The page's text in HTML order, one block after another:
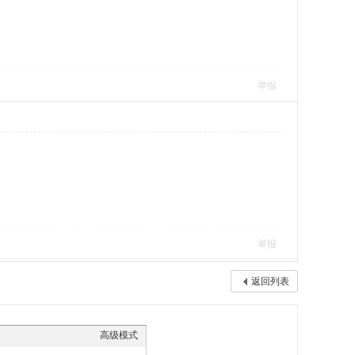
举报
举报
返回列表
高级模式